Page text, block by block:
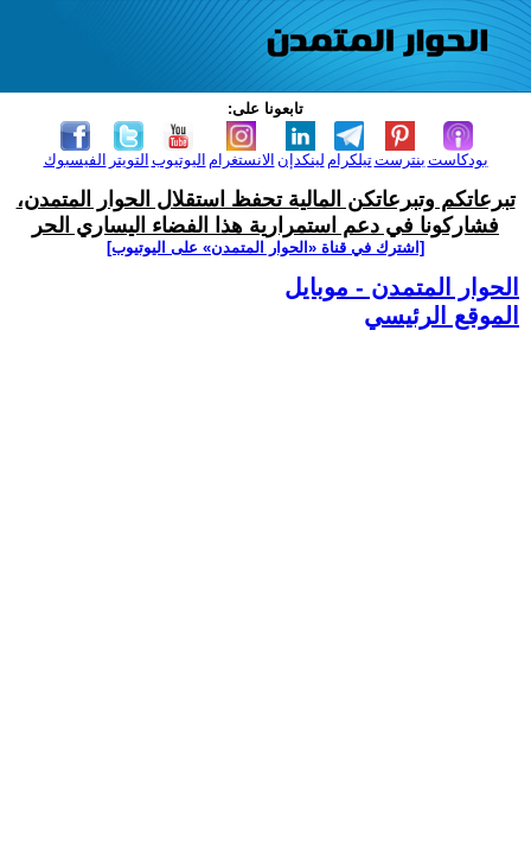
تابعونا على:
الفيسبوك التويتر اليوتيوب الانستغرام لينكدإن تيلكرامبنترست بودكاست
تبرعاتكم وتبرعاتكن المالية تحفظ استقلال الحوار المتمدن،
فشاركونا في دعم استمرارية هذا الفضاء اليساري الحر
[اشترك في قناة ‫«الحوار المتمدن» على اليوتيوب]
الحوار المتمدن - موبايل
الموقع الرئيسي